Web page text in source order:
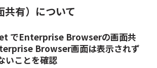
有）について
でEnterprise Browserの画面共
Browser画面は表示されず
いことを確認